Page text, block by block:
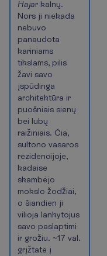
Hajar kalnų.
Nors ji niekada
nebuvo
panaudota
kariniams
tikslams, pilis
žavi savo
įspūdinga
architektūra ir
puošniais sienų
bei lubų
raižiniais. Čia,
sultono vasaros
rezidencijoje,
kadaise
skambėjo
mokslo žodžiai,
o šiandien ji
vilioja lankytojus
savo paslaptimi
ir grožiu. ~17 val.
grįžtate į